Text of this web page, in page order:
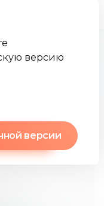
версию
версии